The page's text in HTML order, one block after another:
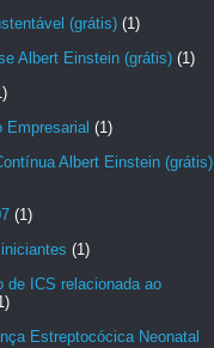
(grátis) (1)
Albert Einstein (grátis) (1)
Empresarial (1)
Albert Einstein (grátis)
(1)
(1)
de ICS relacionada ao
Estreptocócica Neonatal